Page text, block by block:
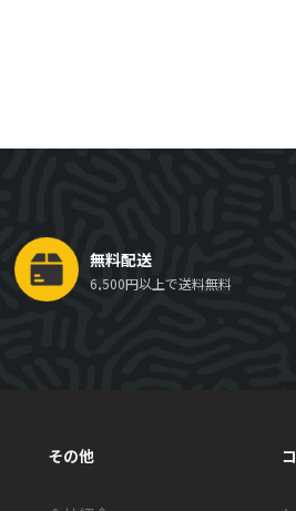
無料配送
6,500円以上で送料無料
その他